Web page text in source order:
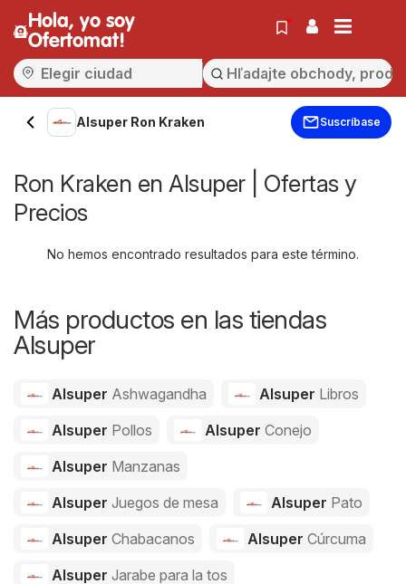
Hola, yo soy
Ofertomat!
Alsuper Ron Kraken Suscríbase
Ron Kraken en Alsuper | Ofertas y
Precios
No hemos encontrado resultados para este término.
Más productos en las tiendas
Alsuper
Alsuper Ashwagandha Alsuper Libros
Alsuper Pollos Alsuper Conejo
Alsuper Manzanas
Alsuper Juegos de mesa Alsuper Pato
Alsuper Chabacanos Alsuper Cúrcuma
Alsuper Jarabe para la tos